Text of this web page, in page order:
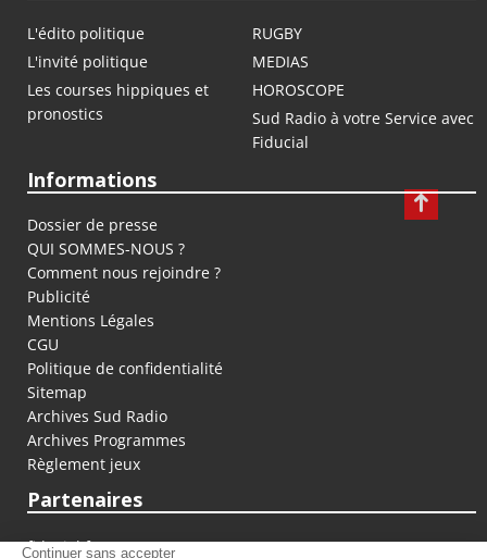
L'édito politique
RUGBY
L'invité politique
MEDIAS
Les courses hippiques et
pronostics
HOROSCOPE
Sud Radio à votre Service avec
Fiducial
Informations
Dossier de presse
QUI SOMMES-NOUS ?
Comment nous rejoindre ?
Publicité
Mentions Légales
CGU
Politique de confidentialité
Sitemap
Archives Sud Radio
Archives Programmes
Règlement jeux
Partenaires
fiducial.fr